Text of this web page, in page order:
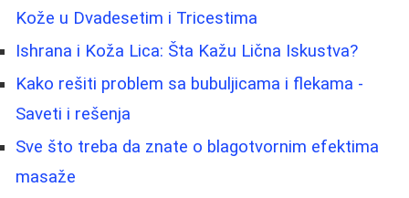
Kože u Dvadesetim i Tricestima
Ishrana i Koža Lica: Šta Kažu Lična Iskustva?
Kako rešiti problem sa bubuljicama i flekama -
Saveti i rešenja
Sve što treba da znate o blagotvornim efektima
masaže